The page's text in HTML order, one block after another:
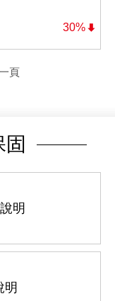
30%
頁
明
明